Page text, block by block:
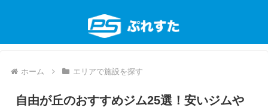
ホーム エリアで施設を探す
自由が丘のおすすめジム25選！安いジムや